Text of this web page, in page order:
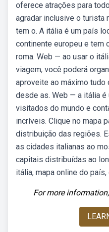
oferece atrações para
agradar inclusive o turista
tem o. A itália é um país
continente europeu e tem
roma. Web — ao usar o
viagem, você poderá
aproveite ao máximo tudo
desde as. Web — a itália
visitados do mundo e
incríveis. Clique no mapa
distribuição das regiões.
as cidades italianas ao
capitais distribuídas ao
itália, mapa online do
For more